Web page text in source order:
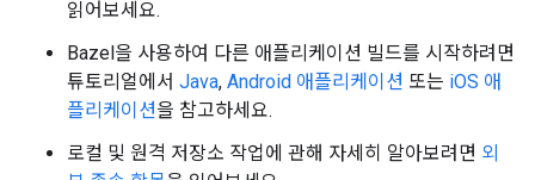
읽어보세요.
Bazel을 사용하여 다른 애플리케이션 빌드를 시작하려면
튜토리얼에서 Java, Android 애플리케이션 또는 iOS 애
플리케이션을 참고하세요.
로컬 및 원격 저장소 작업에 관해 자세히 알아보려면 외